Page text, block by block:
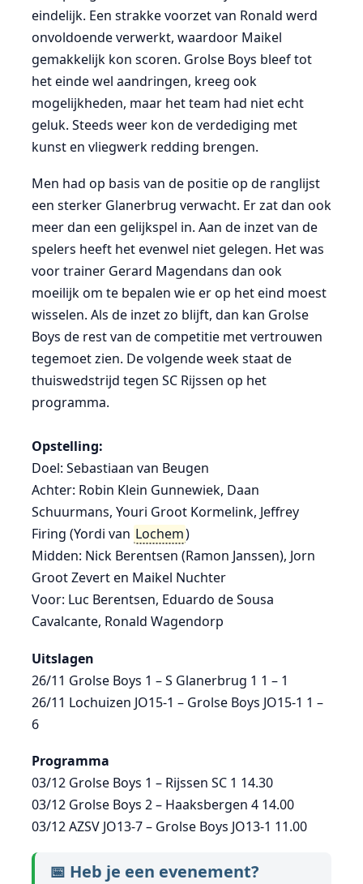
eindelijk. Een strakke voorzet van Ronald werd
onvoldoende verwerkt, waardoor Maikel
gemakkelijk kon scoren. Grolse Boys bleef tot
het einde wel aandringen, kreeg ook
mogelijkheden, maar het team had niet echt
geluk. Steeds weer kon de verdediging met
kunst en vliegwerk redding brengen.
Men had op basis van de positie op de ranglijst
een sterker Glanerbrug verwacht. Er zat dan ook
meer dan een gelijkspel in. Aan de inzet van de
spelers heeft het evenwel niet gelegen. Het was
voor trainer Gerard Magendans dan ook
moeilijk om te bepalen wie er op het eind moest
wisselen. Als de inzet zo blijft, dan kan Grolse
Boys de rest van de competitie met vertrouwen
tegemoet zien. De volgende week staat de
thuiswedstrijd tegen SC Rijssen op het
programma.
Opstelling:
Doel: Sebastiaan van Beugen
Achter: Robin Klein Gunnewiek, Daan
Schuurmans, Youri Groot Kormelink, Jeffrey
Firing (Yordi van Lochem)
Midden: Nick Berentsen (Ramon Janssen), Jorn
Groot Zevert en Maikel Nuchter
Voor: Luc Berentsen, Eduardo de Sousa
Cavalcante, Ronald Wagendorp
Uitslagen
26/11 Grolse Boys 1 – S Glanerbrug 1 1 – 1
26/11 Lochuizen JO15-1 – Grolse Boys JO15-1 1 –
6
Programma
03/12 Grolse Boys 1 – Rijssen SC 1 14.30
03/12 Grolse Boys 2 – Haaksbergen 4 14.00
03/12 AZSV JO13-7 – Grolse Boys JO13-1 11.00
📅 Heb je een evenement?